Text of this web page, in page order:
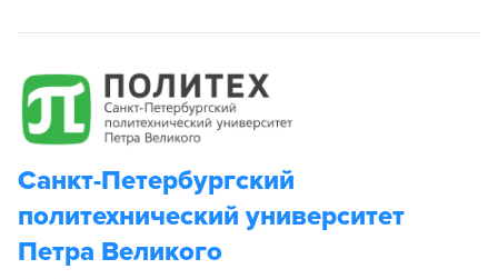
Санкт-Петербургский
политехнический университет
Петра Великого